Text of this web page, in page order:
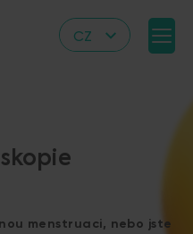
CZ
PL
menstruaci, nebo jste